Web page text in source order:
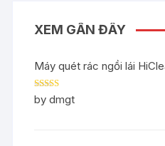
XEM GẦN ĐÂY
Máy quét rác ngồi lái
Rated5out
of 5
by dmgt